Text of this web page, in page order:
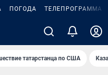
ПОГОДА ТЕЛЕПРОГРАММА
татарстанца по США